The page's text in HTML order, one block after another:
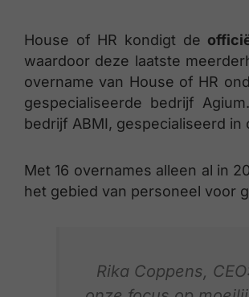
House of HR kondigt de
waardoor deze laatste
overname van House of HR
gespecialiseerde bedrijf
bedrijf ABMI, gespecialiseerd
Met 16 overnames alleen al in
het gebied van personeel voor
Rika Coppens,